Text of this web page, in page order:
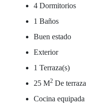
4 Dormitorios
1 Baños
Buen estado
Exterior
1 Terraza(s)
25 M2 De terraza
Cocina equipada